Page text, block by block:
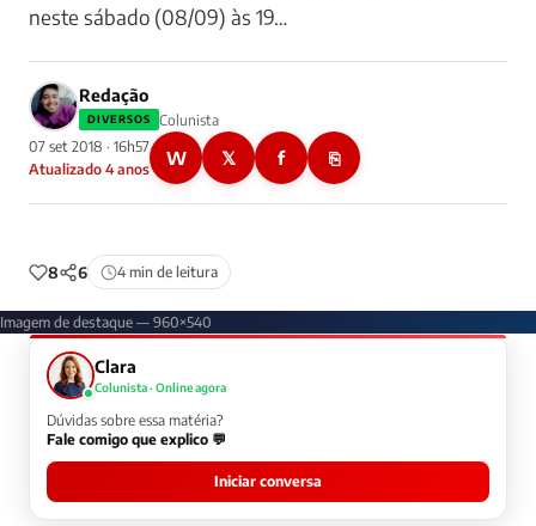
neste sábado (08/09) às 19…
Redação
DIVERSOS
Colunista
07 set 2018 · 16h57
Atualizado 4 anos
W 𝕏 f ⎘
8 6 4 min de leitura
Imagem de destaque — 960×540
Clara
Colunista · Online agora
Dúvidas sobre essa matéria?
Fale comigo que explico 💬
Iniciar conversa